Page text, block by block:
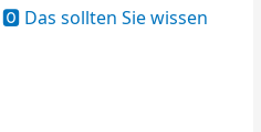
Das sollten Sie wissen